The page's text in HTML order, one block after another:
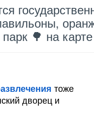
🌳 на
тоже
дворец и